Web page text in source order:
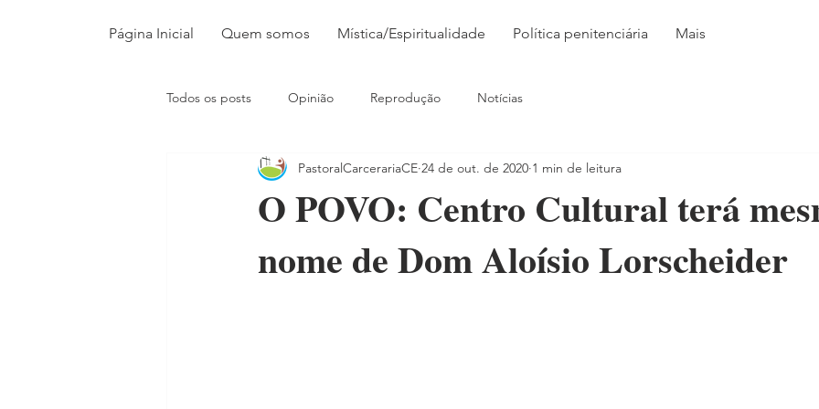
Página Inicial Quem somos Mística/Espiritualidade Política penitenciária Mais
Todos os posts Opinião Reprodução Notícias
O POVO: Centro Cultural terá
nome de Dom Aloísio Lorscheider
PastoralCarcerariaCE 24 de out. de 2020 1 min de leitura